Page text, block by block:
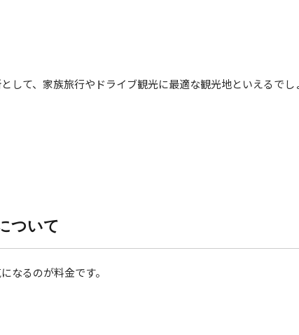
して、家族旅行やドライブ観光に最適な観光地といえるでし
ついて
なるのが料金です。